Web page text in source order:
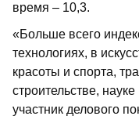
время – 10,3.
«Больше всего
технологиях, в
красоты и спорта,
строительстве,
участник делового